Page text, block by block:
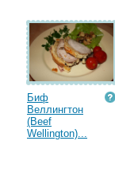
Биф
Веллингтон
(Beef
Wellington)...